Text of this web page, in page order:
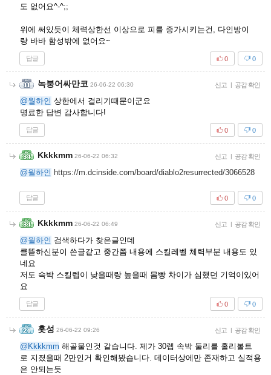
도 없어요^-^;;
위에 써있듯이 체력상한선 이상으로 피를 증가시키는건, 다인방이
랑 바바 함성밖에 없어요~
답글 0
0
녹붕어싸만코 26-06-22 06:30 신고 | 공감 확인
@월하인 상한에서 걸리기때문이군요
명료한 답변 감사합니다!
답글 0
0
Kkkkmm 26-06-22 06:32 신고 | 공감 확인
@월하인 https://m.dcinside.com/board/diablo2resurrected/3066528
답글 0
0
Kkkkmm 26-06-22 06:49 신고 | 공감 확인
@월하인 검색하다가 찾은글인데
클뜯하신분이 쓴글같고 중간쯤 내용에 스킬레벨 체력부분 내용도 있
네요
저도 속박 스킬렙이 낮을때랑 높을때 몸빵 차이가 심했던 기억이있어
요
답글 0
0
홋성 26-06-22 09:26 신고 | 공감 확인
@Kkkkmm 해골물인것 같습니다. 제가 30렙 속박 둘리를 홀리볼트
로 지졌을때 2만인거 확인해봤습니다. 데이터상에만 존재하고 실적용
은 안되는듯